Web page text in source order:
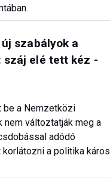
szabályok a
száj elé tett kéz -
be a Nemzetközi
nem változtatják meg a
adódó
a politika káros